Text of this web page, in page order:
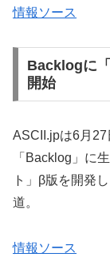
情報ソース
Backlogに
開始
ASCII.jpは6月
「Backlog」に
ト」β版を開発
道。
情報ソース